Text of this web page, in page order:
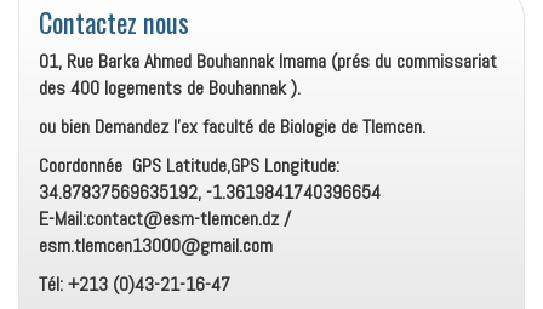
Contactez nous
01, Rue Barka Ahmed Bouhannak Imama (prés du commissariat
des 400 logements de Bouhannak ).
ou bien Demandez l’ex faculté de Biologie de Tlemcen.
Coordonnée GPS Latitude,GPS Longitude:
34.87837569635192, -1.3619841740396654
E-Mail:contact@esm-tlemcen.dz /
esm.tlemcen13000@gmail.com
Tél: +213 (0)43-21-16-47